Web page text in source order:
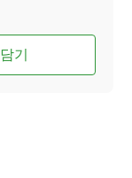
담기